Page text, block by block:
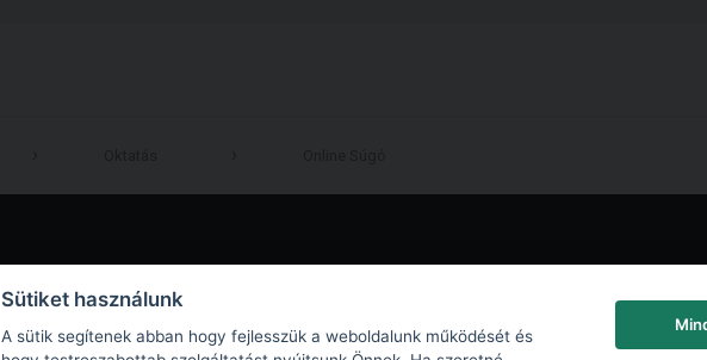
Facebook
Sütiket használunk
A sütik segítenek abban hogy fejlesszük a weboldalunk működését és